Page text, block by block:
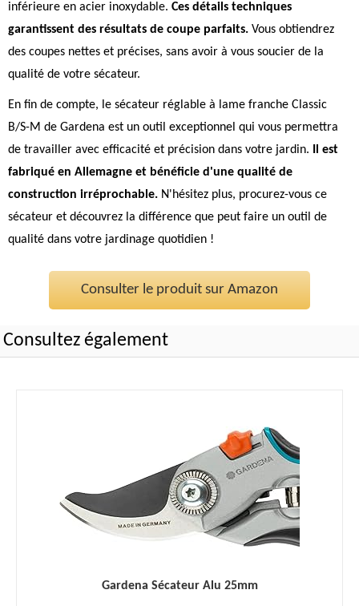
inférieure en acier inoxydable. Ces détails techniques
garantissent des résultats de coupe parfaits. Vous obtiendrez
des coupes nettes et précises, sans avoir à vous soucier de la
qualité de votre sécateur.
En fin de compte, le sécateur réglable à lame franche Classic
B/S-M de Gardena est un outil exceptionnel qui vous permettra
de travailler avec efficacité et précision dans votre jardin.
Il est
fabriqué en Allemagne et bénéficie d'une qualité de
construction irréprochable. N'hésitez plus, procurez-vous ce
sécateur et découvrez la différence que peut faire un outil de
qualité dans votre jardinage quotidien !
Consulter le produit sur Amazon
Consultez également
Gardena Sécateur Alu 25mm